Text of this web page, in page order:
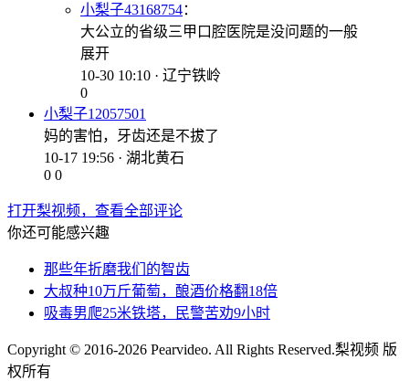
小梨子43168754：
大公立的省级三甲口腔医院是没问题的一般
展开
10-30 10:10 · 辽宁铁岭
0
小梨子12057501
妈的害怕，牙齿还是不拔了
10-17 19:56 · 湖北黄石
0 0
打开梨视频，查看全部评论
你还可能感兴趣
那些年折磨我们的智齿
大叔种10万斤葡萄，酿酒价格翻18倍
吸毒男爬25米铁塔，民警苦劝9小时
Copyright © 2016-2026 Pearvideo. All Rights Reserved.梨视频 版
权所有